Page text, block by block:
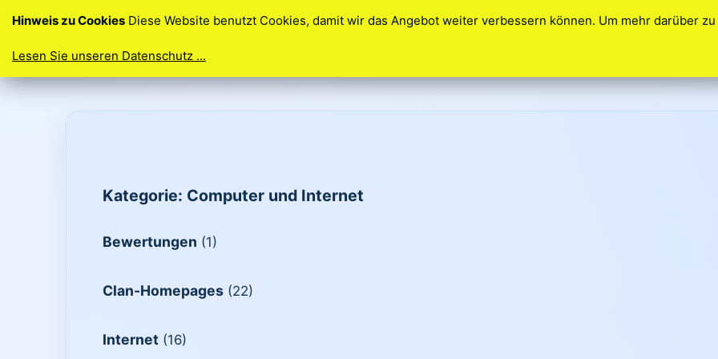
Ihre Idee. Ihre Homepage. So einfach geht’s
Kategorie: Computer und Internet
Bewertungen (1)
Clan-Homepages (22)
Internet (16)
Hinweis zu Cookies Diese Website benutzt Cookies, damit wir das Angebot weiter verbessern können. Um mehr darüber
Lesen Sie unseren Datenschutz ...